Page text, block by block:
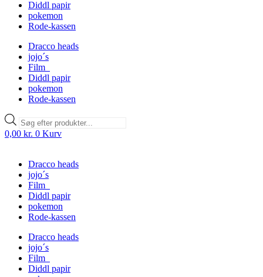
Diddl papir
pokemon
Rode-kassen
Dracco heads
jojo´s
Film
Diddl papir
pokemon
Rode-kassen
Products
search
0,00 kr. 0 Kurv
Dracco heads
jojo´s
Film
Diddl papir
pokemon
Rode-kassen
Dracco heads
jojo´s
Film
Diddl papir